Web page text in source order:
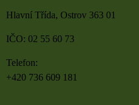
Hlavní Třída, Ostrov 363 01
IČO: 02 55 60 73
Telefon:
+420 736 609 181